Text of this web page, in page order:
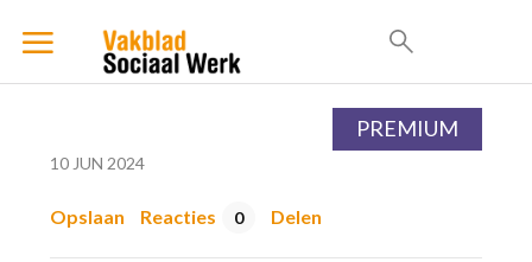
10 JUN 2024
Opslaan Reacties 0 Delen
PREMIUM